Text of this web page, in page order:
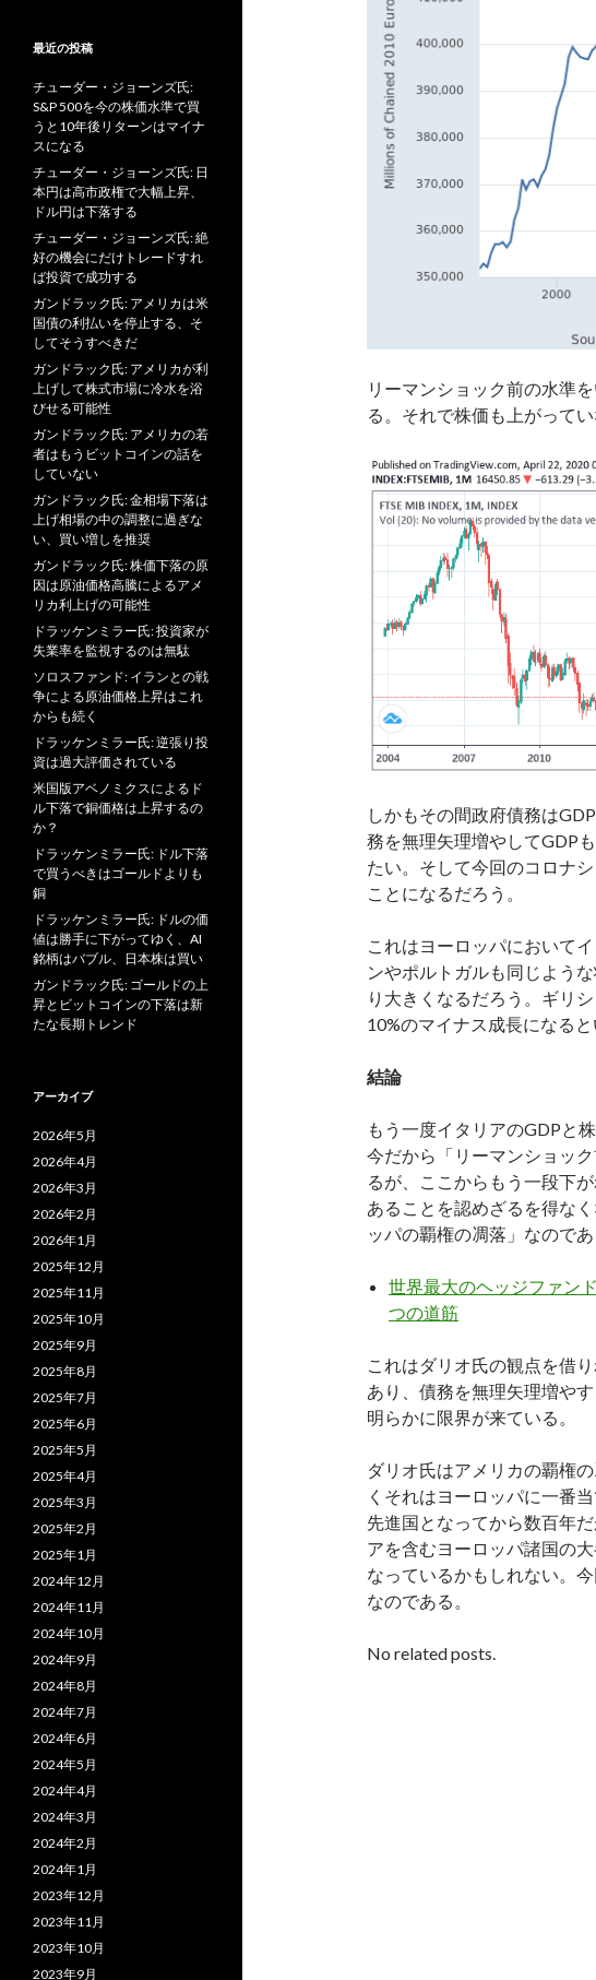
リーマンショック前の水準
る。それで株価も上がってい
しかもその間政府債務は
務を無理矢理増やしてGDP
たい。そして今回のコロナ
ことになるだろう。
これはヨーロッパにおいて
ンやポルトガルも同じよう
り大きくなるだろう。ギリ
10%のマイナス成長になると
結論
もう一度イタリアのGDPと
今だから「リーマンショッ
るが、ここからもう一段下
あることを認めざるを得な
ッパの覇権の凋落」なのであ
世界最大のヘッジファン
つの道筋
これはダリオ氏の観点を借
あり、債務を無理矢理増や
明らかに限界が来ている。
ダリオ氏はアメリカの覇権
くそれはヨーロッパに一番
先進国となってから数百年
アを含むヨーロッパ諸国の
なっているかもしれない。
なのである。
No related posts.
最近の投稿
チューダー・ジョーンズ氏:
S&P 500を今の株価水準で買
うと10年後リターンはマイナ
スになる
チューダー・ジョーンズ氏: 日
本円は高市政権で大幅上昇、
ドル円は下落する
チューダー・ジョーンズ氏: 絶
好の機会にだけトレードすれ
ば投資で成功する
ガンドラック氏: アメリカは米
国債の利払いを停止する、そ
してそうすべきだ
ガンドラック氏: アメリカが利
上げして株式市場に冷水を浴
びせる可能性
ガンドラック氏: アメリカの若
者はもうビットコインの話を
していない
ガンドラック氏: 金相場下落は
上げ相場の中の調整に過ぎな
い、買い増しを推奨
ガンドラック氏: 株価下落の原
因は原油価格高騰によるアメ
リカ利上げの可能性
ドラッケンミラー氏: 投資家が
失業率を監視するのは無駄
ソロスファンド: イランとの戦
争による原油価格上昇はこれ
からも続く
ドラッケンミラー氏: 逆張り投
資は過大評価されている
米国版アベノミクスによるド
ル下落で銅価格は上昇するの
か？
ドラッケンミラー氏: ドル下落
で買うべきはゴールドよりも
銅
ドラッケンミラー氏: ドルの価
値は勝手に下がってゆく、AI
銘柄はバブル、日本株は買い
ガンドラック氏: ゴールドの上
昇とビットコインの下落は新
たな長期トレンド
アーカイブ
2026年5月
2026年4月
2026年3月
2026年2月
2026年1月
2025年12月
2025年11月
2025年10月
2025年9月
2025年8月
2025年7月
2025年6月
2025年5月
2025年4月
2025年3月
2025年2月
2025年1月
2024年12月
2024年11月
2024年10月
2024年9月
2024年8月
2024年7月
2024年6月
2024年5月
2024年4月
2024年3月
2024年2月
2024年1月
2023年12月
2023年11月
2023年10月
2023年9月